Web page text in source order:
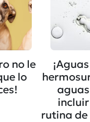
no le
lo
rutina de